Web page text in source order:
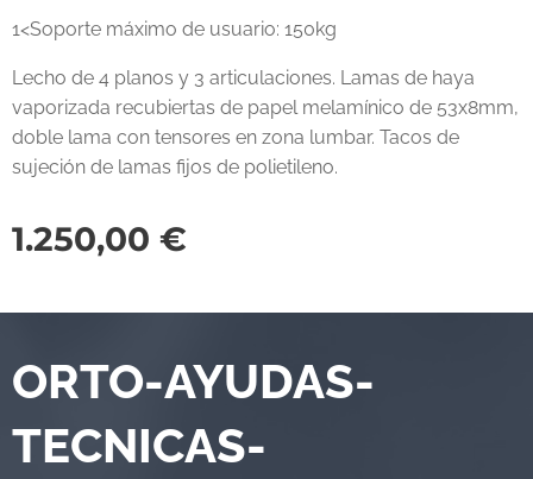
1<Soporte máximo de usuario: 150kg
Lecho de 4 planos y 3 articulaciones. Lamas de haya
vaporizada recubiertas de papel melamínico de 53x8mm,
doble lama con tensores en zona lumbar. Tacos de
sujeción de lamas fijos de polietileno.
1.250,00 €
ORTO-AYUDAS-
TECNICAS-